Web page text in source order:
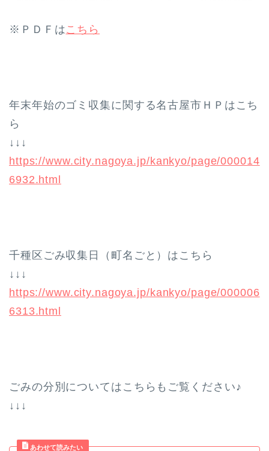
※ＰＤＦはこちら
年末年始のゴミ収集に関する名古屋市ＨＰはこち
ら
↓↓↓
https://www.city.nagoya.jp/kankyo/page/000014
6932.html
千種区ごみ収集日（町名ごと）はこちら
↓↓↓
https://www.city.nagoya.jp/kankyo/page/000006
6313.html
ごみの分別についてはこちらもご覧ください♪
↓↓↓